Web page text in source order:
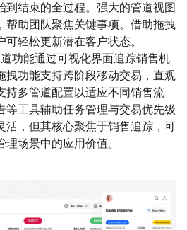
到结束的全过程。强大的管道视图
帮助团队聚焦关键事项。借助拖拽
轻松更新潜在客户状态。
功能通过可视化界面追踪销售机
拽功能支持跨阶段移动交易，直观
持多管道配置以适应不同销售流
等工具辅助任务管理与交易优先级
活，但其核心聚焦于销售追踪，可
场景中的应用价值。